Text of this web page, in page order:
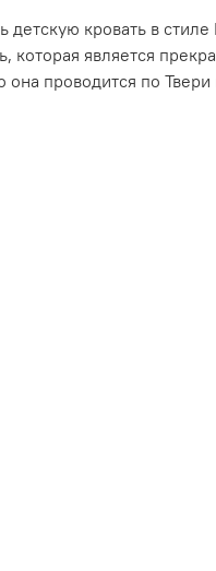
кровать в
которая является
она проводится по